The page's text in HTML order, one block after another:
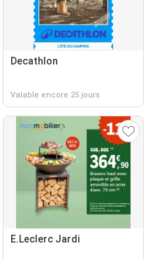
Decathlon
Valable encore 25 jours
E.Leclerc Jardi